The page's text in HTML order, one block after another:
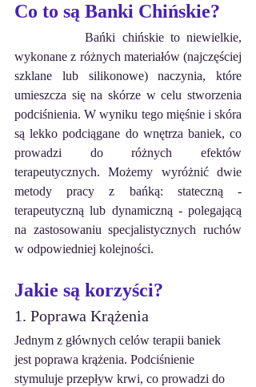
Co to są Banki Chińskie?
Bańki chińskie to niewielkie,
wykonane z różnych materiałów (najczęściej
szklane lub silikonowe) naczynia, które
umieszcza się na skórze w celu stworzenia
podciśnienia. W wyniku tego mięśnie i skóra
są lekko podciągane do wnętrza baniek, co
prowadzi do różnych efektów
terapeutycznych. Możemy wyróżnić dwie
metody pracy z bańką: stateczną -
terapeutyczną lub dynamiczną - polegającą
na zastosowaniu specjalistycznych ruchów
w odpowiedniej kolejności.
Jakie są korzyści?
1. Poprawa Krążenia
Jednym z głównych celów terapii baniek
jest poprawa krążenia. Podciśnienie
stymuluje przepływ krwi, co prowadzi do